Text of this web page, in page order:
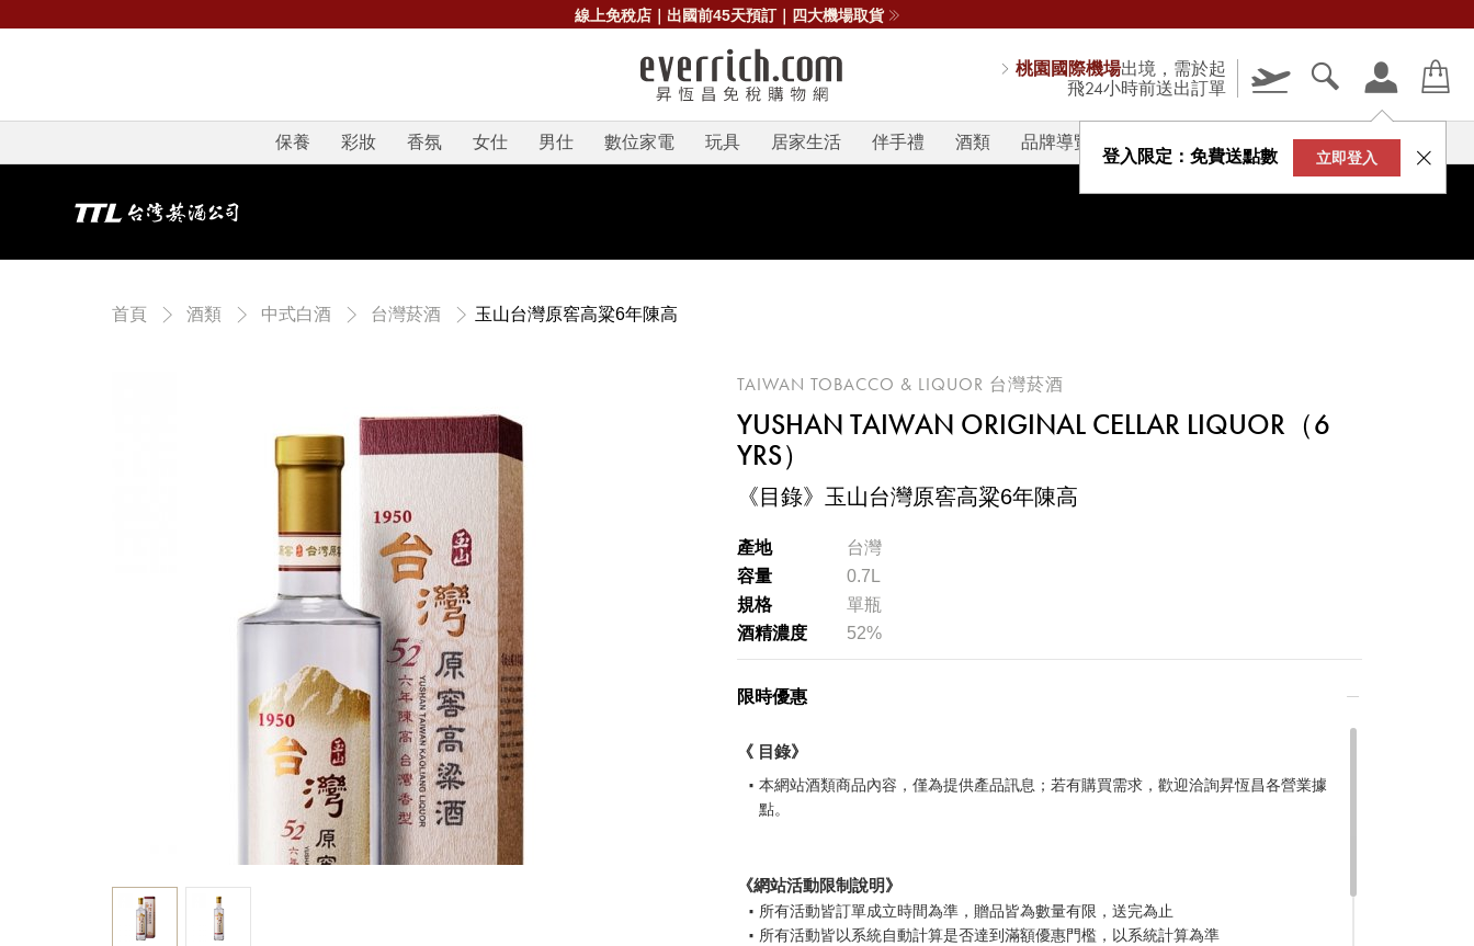
線上免稅店｜出國前45天預訂｜四大機場取貨
桃園國際機場出境，需於起
飛24小時前送出訂單
登入限定：免費送點數 立即登入
保養 彩妝 香氛 女仕 男仕 數位家電 玩具 居家生活 伴手禮 酒類 品牌導覽 V-STORY
臺北松山機場(TSA)
高雄國際機場(KHH)
稍後決定
首頁 酒類 中式白酒 台灣菸酒 玉山台灣原窖高粱6年陳高
TAIWAN TOBACCO & LIQUOR 台灣菸酒
YUSHAN TAIWAN ORIGINAL CELLAR LIQUOR（6
YRS）
《目錄》玉山台灣原窖高粱6年陳高
產地
台灣
容量
0.7L
規格
單瓶
酒精濃度
52%
限時優惠
《 目錄》
本網站酒類商品內容，僅為提供產品訊息；若有購買需求，歡迎洽詢昇恆昌各營業據
點。
《網站活動限制說明》
所有活動皆訂單成立時間為準，贈品皆為數量有限，送完為止
所有活動皆以系統自動計算是否達到滿額優惠門檻，以系統計算為準